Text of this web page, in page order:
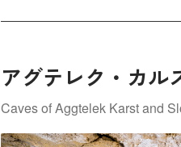
アグテレク・カル
Caves of Aggtelek Karst and